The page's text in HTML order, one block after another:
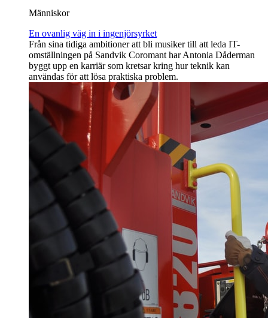
Människor
En ovanlig väg in i ingenjörsyrket
Från sina tidiga ambitioner att bli musiker till att leda IT-
omställningen på Sandvik Coromant har Antonia Dåderman
byggt upp en karriär som kretsar kring hur teknik kan
användas för att lösa praktiska problem.